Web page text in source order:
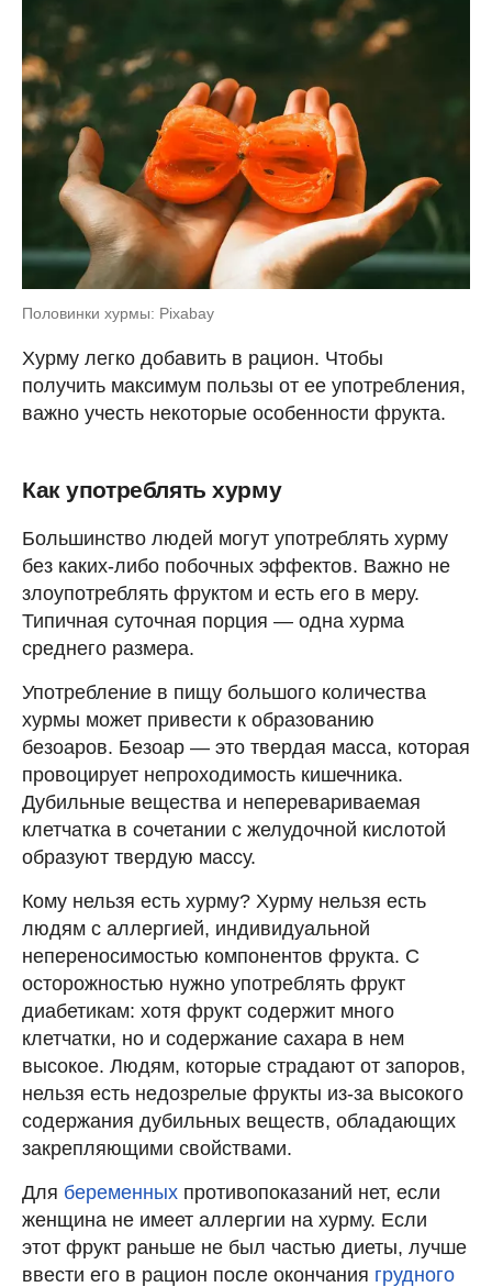
Половинки хурмы: Pixabay
Хурму легко добавить в рацион. Чтобы
получить максимум пользы от ее употребления,
важно учесть некоторые особенности фрукта.
Как употреблять хурму
Большинство людей могут употреблять хурму
без каких-либо побочных эффектов. Важно не
злоупотреблять фруктом и есть его в меру.
Типичная суточная порция — одна хурма
среднего размера.
Употребление в пищу большого количества
хурмы может привести к образованию
безоаров. Безоар — это твердая масса, которая
провоцирует непроходимость кишечника.
Дубильные вещества и неперевариваемая
клетчатка в сочетании с желудочной кислотой
образуют твердую массу.
Кому нельзя есть хурму? Хурму нельзя есть
людям с аллергией, индивидуальной
непереносимостью компонентов фрукта. С
осторожностью нужно употреблять фрукт
диабетикам: хотя фрукт содержит много
клетчатки, но и содержание сахара в нем
высокое. Людям, которые страдают от запоров,
нельзя есть недозрелые фрукты из-за высокого
содержания дубильных веществ, обладающих
закрепляющими свойствами.
Для беременных противопоказаний нет, если
женщина не имеет аллергии на хурму. Если
этот фрукт раньше не был частью диеты, лучше
ввести его в рацион после окончания грудного